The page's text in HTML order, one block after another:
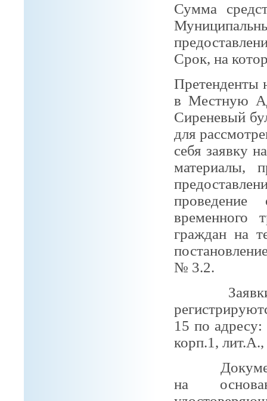
Сумма
Срок, на
Претенденты
в Местную
Сиреневый
для
себя заявку
материалы,
временного
граждан на
№ 3.2.
Заявки с
15 по
корп.1,
Документы
на